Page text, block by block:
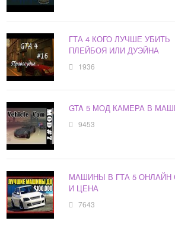
ГТА 4 КОГО ЛУЧШЕ УБИТЬ
ПЛЕЙБОЯ ИЛИ ДУЭЙНА
1936
GTA 5 МОД КАМЕРА В
9453
МАШИНЫ В ГТА 5 ОНЛАЙН
И ЦЕНА
7643